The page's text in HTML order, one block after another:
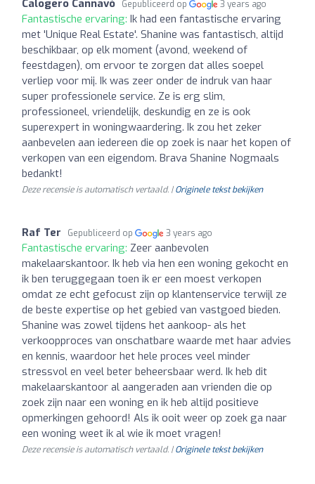
Calogero Cannavò Gepubliceerd op 3 years ago
Fantastische ervaring: Ik had een fantastische ervaring
met 'Unique Real Estate'. Shanine was fantastisch, altijd
beschikbaar, op elk moment (avond, weekend of
feestdagen), om ervoor te zorgen dat alles soepel
verliep voor mij. Ik was zeer onder de indruk van haar
super professionele service. Ze is erg slim,
professioneel, vriendelijk, deskundig en ze is ook
superexpert in woningwaardering. Ik zou het zeker
aanbevelen aan iedereen die op zoek is naar het kopen of
verkopen van een eigendom. Brava Shanine Nogmaals
bedankt!
Deze recensie is automatisch vertaald. |Originele tekst bekijken
Raf Ter Gepubliceerd op 3 years ago
Fantastische ervaring: Zeer aanbevolen
makelaarskantoor. Ik heb via hen een woning gekocht en
ik ben teruggegaan toen ik er een moest verkopen
omdat ze echt gefocust zijn op klantenservice terwijl ze
de beste expertise op het gebied van vastgoed bieden.
Shanine was zowel tijdens het aankoop- als het
verkoopproces van onschatbare waarde met haar advies
en kennis, waardoor het hele proces veel minder
stressvol en veel beter beheersbaar werd. Ik heb dit
makelaarskantoor al aangeraden aan vrienden die op
zoek zijn naar een woning en ik heb altijd positieve
opmerkingen gehoord! Als ik ooit weer op zoek ga naar
een woning weet ik al wie ik moet vragen!
Deze recensie is automatisch vertaald. |Originele tekst bekijken